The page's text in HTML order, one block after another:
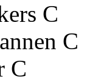
C
C
C